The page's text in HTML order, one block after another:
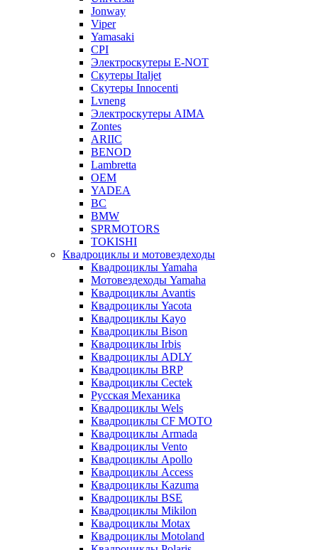
Jonway
Viper
Yamasaki
CPI
Электроскутеры E-NOT
Скутеры Italjet
Скутеры Innocenti
Lvneng
Электроскутеры AIMA
Zontes
ARIIC
BENOD
Lambretta
OEM
YADEA
BC
BMW
SPRMOTORS
TOKISHI
Квадроциклы и мотовездеходы
Квадроциклы Yamaha
Мотовездеходы Yamaha
Квадроциклы Avantis
Квадроциклы Yacota
Квадроциклы Kayo
Квадроциклы Bison
Квадроциклы Irbis
Квадроциклы ADLY
Квадроциклы BRP
Квадроциклы Cectek
Русская Механика
Квадроциклы Wels
Квадроциклы CF MOTO
Квадроциклы Armada
Квадроциклы Vento
Квадроциклы Apollo
Квадроциклы Access
Квадроциклы Kazuma
Квадроциклы BSE
Квадроциклы Mikilon
Квадроциклы Motax
Квадроциклы Motoland